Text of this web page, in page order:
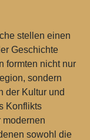
stellen einen
Geschichte
formten nicht nur
sondern
der Kultur und
Konflikts
modernen
sowohl die